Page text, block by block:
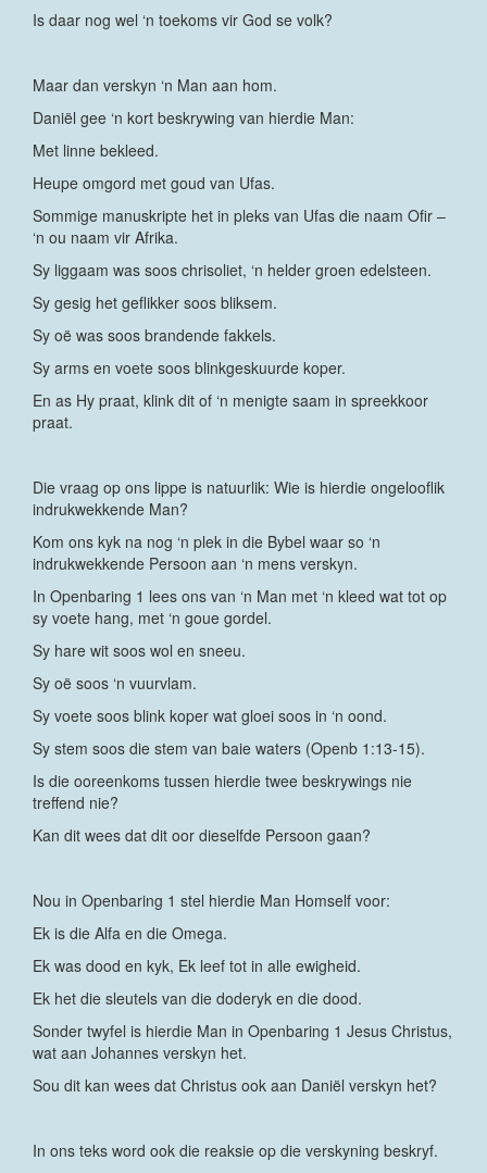
Is daar nog wel ‘n toekoms vir God se volk?
Maar dan verskyn ‘n Man aan hom.
Daniël gee ‘n kort beskrywing van hierdie Man:
Met linne bekleed.
Heupe omgord met goud van Ufas.
Sommige manuskripte het in pleks van Ufas die naam Ofir –
‘n ou naam vir Afrika.
Sy liggaam was soos chrisoliet, ‘n helder groen edelsteen.
Sy gesig het geflikker soos bliksem.
Sy oë was soos brandende fakkels.
Sy arms en voete soos blinkgeskuurde koper.
En as Hy praat, klink dit of ‘n menigte saam in spreekkoor
praat.
Die vraag op ons lippe is natuurlik: Wie is hierdie ongelooflik
indrukwekkende Man?
Kom ons kyk na nog ‘n plek in die Bybel waar so ‘n
indrukwekkende Persoon aan ‘n mens verskyn.
In Openbaring 1 lees ons van ‘n Man met ‘n kleed wat tot op
sy voete hang, met ‘n goue gordel.
Sy hare wit soos wol en sneeu.
Sy oë soos ‘n vuurvlam.
Sy voete soos blink koper wat gloei soos in ‘n oond.
Sy stem soos die stem van baie waters (Openb 1:13-15).
Is die ooreenkoms tussen hierdie twee beskrywings nie
treffend nie?
Kan dit wees dat dit oor dieselfde Persoon gaan?
Nou in Openbaring 1 stel hierdie Man Homself voor:
Ek is die Alfa en die Omega.
Ek was dood en kyk, Ek leef tot in alle ewigheid.
Ek het die sleutels van die doderyk en die dood.
Sonder twyfel is hierdie Man in Openbaring 1 Jesus Christus,
wat aan Johannes verskyn het.
Sou dit kan wees dat Christus ook aan Daniël verskyn het?
In ons teks word ook die reaksie op die verskyning beskryf.